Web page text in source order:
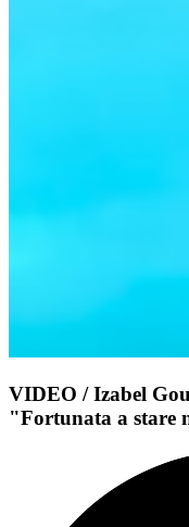
VIDEO / Izabel
"Fortunata a stare